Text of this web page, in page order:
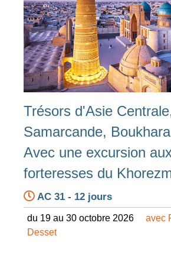
Trésors d'Asie
Samarcande,
Avec une excursion
forteresses du
AC 31 - 12 jours
du 19 au 30 octobre 2026 avec
Desset